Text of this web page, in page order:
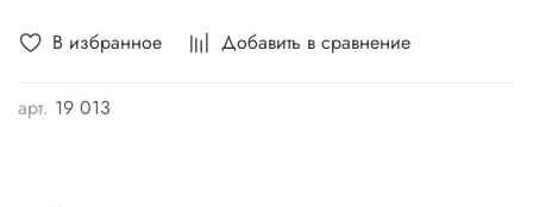
В избранное Добавить в сравнение
арт. 19 013